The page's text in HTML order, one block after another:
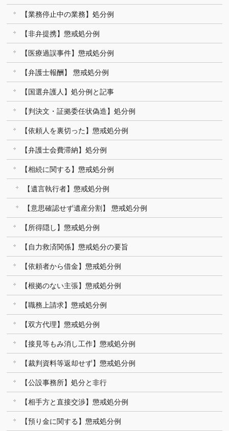
【業務停止中の業務】処分例
【非弁提携】懲戒処分例
【医療過誤事件】懲戒処分例
【弁護士報酬】 懲戒処分例
【国選弁護人】処分例と記事
【判決文・証拠委任状偽造】処分例
【依頼人を裏切った】懲戒処分例
【弁護士会費滞納】処分例
【相続に関する】懲戒処分例
【遺言執行者】懲戒処分例
【意思確認せず遺産分割】 懲戒処分例
【所得隠し】懲戒処分例
【自力救済関係】懲戒処分の要旨
【依頼者から借金】懲戒処分例
【根拠のない主張】懲戒処分例
【職務上請求】懲戒処分例
【双方代理】懲戒処分例
【接見等もみ消し工作】懲戒処分例
【裁判資料等返却せず】懲戒処分例
【公設事務所】処分と非行
【相手方と直接交渉】懲戒処分例
【預り金に関する】懲戒処分例